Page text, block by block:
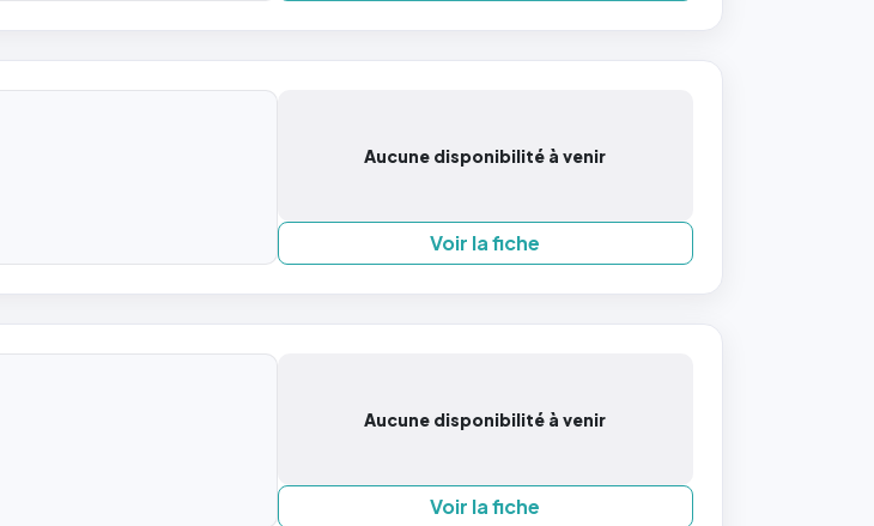
Aucune disponibilité à venir
Voir la fiche
Aucune disponibilité à venir
Voir la fiche